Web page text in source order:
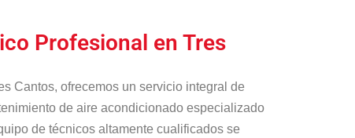
Profesional en Tres
Cantos, ofrecemos un servicio integral de
de aire acondicionado especializado
de técnicos altamente cualificados se